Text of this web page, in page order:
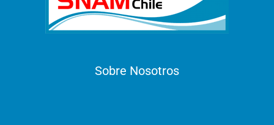
Sobre Nosotros